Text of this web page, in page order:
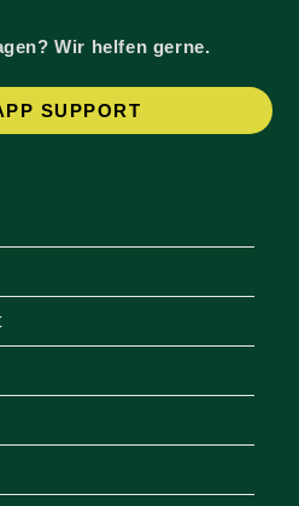
Wir helfen gerne.
SUPPORT